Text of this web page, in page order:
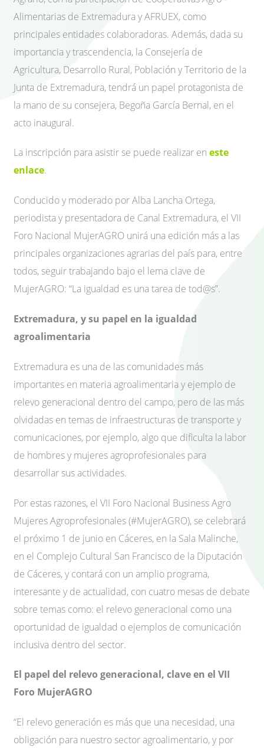
Alimentarias de Extremadura y AFRUEX, como
principales entidades colaboradoras. Además, dada su
importancia y trascendencia, la Consejería de
Agricultura, Desarrollo Rural, Población y Territorio de la
Junta de Extremadura, tendrá un papel protagonista de
la mano de su consejera, Begoña García Bernal, en el
acto inaugural.
La inscripción para asistir se puede realizar en este
enlace.
Conducido y moderado por Alba Lancha Ortega,
periodista y presentadora de Canal Extremadura, el VII
Foro Nacional MujerAGRO unirá una edición más a las
principales organizaciones agrarias del país para, entre
todos, seguir trabajando bajo el lema clave de
MujerAGRO: “La igualdad es una tarea de tod@s”.
Extremadura, y su papel en la igualdad
agroalimentaria
Extremadura es una de las comunidades más
importantes en materia agroalimentaria y ejemplo de
relevo generacional dentro del campo, pero de las más
olvidadas en temas de infraestructuras de transporte y
comunicaciones, por ejemplo, algo que dificulta la labor
de hombres y mujeres agroprofesionales para
desarrollar sus actividades.
Por estas razones, el VII Foro Nacional Business Agro
Mujeres Agroprofesionales (#MujerAGRO), se celebrará
el próximo 1 de junio en Cáceres, en la Sala Malinche,
en el Complejo Cultural San Francisco de la Diputación
de Cáceres, y contará con un amplio programa,
interesante y de actualidad, con cuatro mesas de debate
sobre temas como: el relevo generacional como una
oportunidad de igualdad o ejemplos de comunicación
inclusiva dentro del sector.
El papel del relevo generacional, clave en el VII
Foro MujerAGRO
“El relevo generación es más que una necesidad, una
obligación para nuestro sector agroalimentario, y por